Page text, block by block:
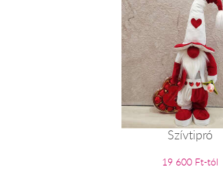
Szívtipró
19 600 Ft-tól